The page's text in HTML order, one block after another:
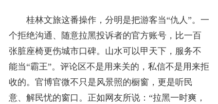
桂林文旅这番操作，分明是把游客当“仇人”。一
个拒绝沟通、随意拉黑投诉者的官方账号，比一百
张脏座椅更伤城市口碑。山水可以甲天下，服务不
能当“霸王”。评论区不是用来关的，私信不是用来拒
收的。官博官微不只是风景照的橱窗，更是听民
意、解民忧的窗口。正如网友所说：“拉黑一时爽，